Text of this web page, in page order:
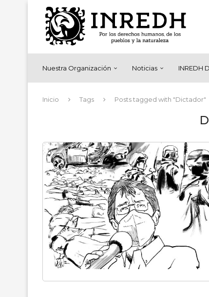
Nuestra Organización Noticias INREDH
Inicio Tags Posts tagged with "Dictador"